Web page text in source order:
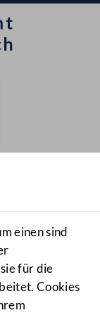
einen sind
für die
Cookies